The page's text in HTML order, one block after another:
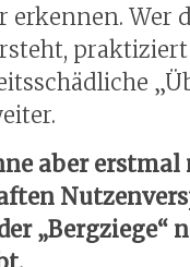
erkennen. Wer
praktiziert
aber erstmal
„Bergziege“